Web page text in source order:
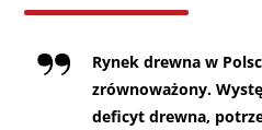
Rynek drewna w
zrównoważony.
deficyt drewna,